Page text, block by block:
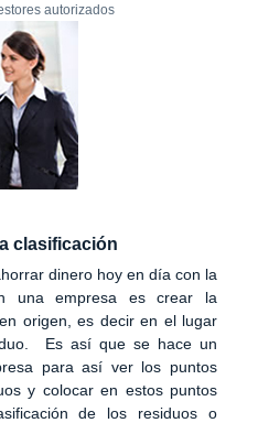
autorizados
clasificación
dinero hoy en día con la
una empresa es crear la
origen, es decir en el lugar
Es así que se hace un
para así ver los puntos
y colocar en estos puntos
de los residuos o